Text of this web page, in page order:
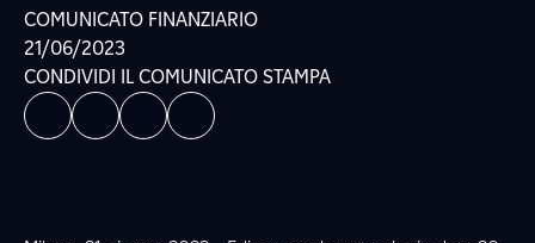
COMUNICATO FINANZIARIO
21/06/2023
CONDIVIDI IL COMUNICATO STAMPA